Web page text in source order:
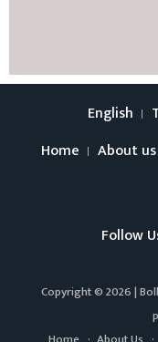
English
Home
About us
Follow
Copyright © 2026 |